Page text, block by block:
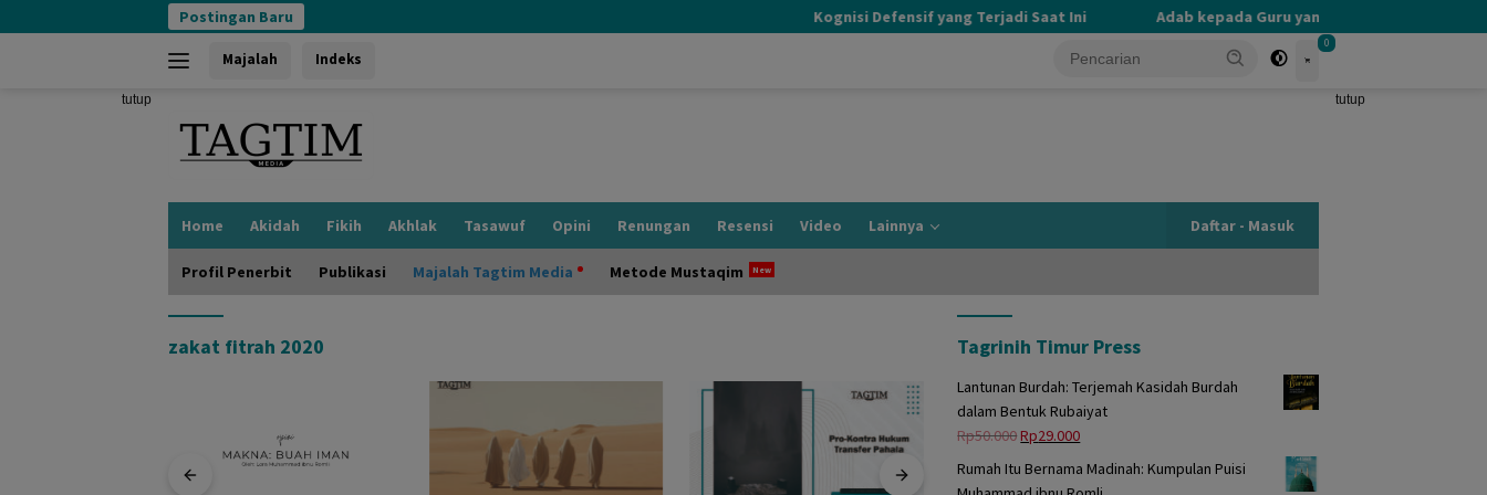
ke
Postingan Baru Kognisi Defensif yang Terjadi Saat Ini Adab kepada Guru yang Terlupakan
Majalah Indeks
0
tutup tutup
Home Akidah Fikih Akhlak Tasawuf Opini Renungan Resensi Video Lainnya Daftar - Masuk
Profil Penerbit Publikasi Majalah Tagtim Media Metode Mustaqim
zakat fitrah 2020 Tagrinih Timur Press
Lantunan Burdah: Terjemah Kasidah Burdah
dalam Bentuk Rubaiyat
Rp50.000Harga
adalah:
Rp29.000Harga
Rumah Itu Bernama Madinah: Kumpulan Puisi